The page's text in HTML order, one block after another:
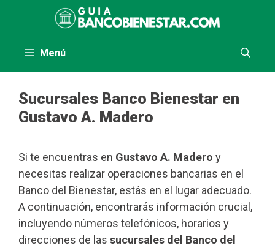
Menú
Sucursales Banco Bienestar en
Gustavo A. Madero
Si te encuentras en Gustavo A. Madero y
necesitas realizar operaciones bancarias en el
Banco del Bienestar, estás en el lugar adecuado.
A continuación, encontrarás información crucial,
incluyendo números telefónicos, horarios y
direcciones de las sucursales del Banco del